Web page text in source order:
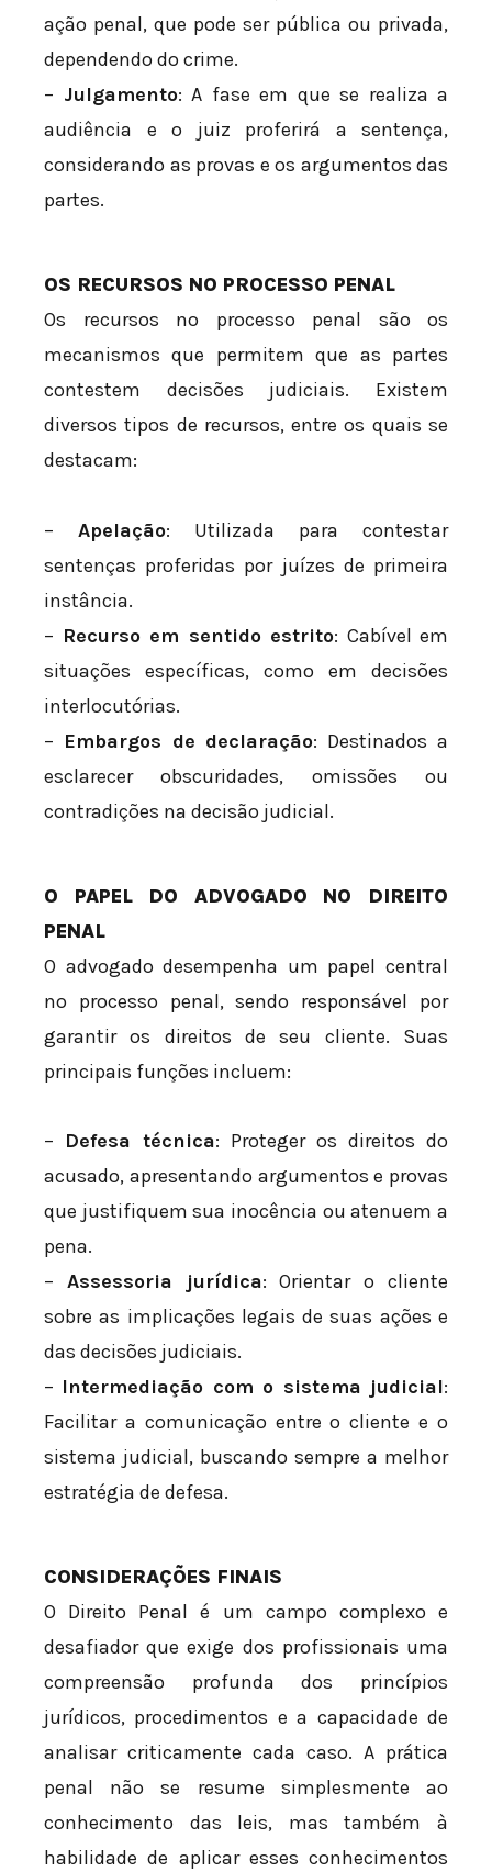
ação penal, que pode ser pública ou privada,
dependendo do crime.
– Julgamento: A fase em que se realiza a
audiência e o juiz proferirá a sentença,
considerando as provas e os argumentos das
partes.
OS RECURSOS NO PROCESSO PENAL
Os recursos no processo penal são os
mecanismos que permitem que as partes
contestem decisões judiciais. Existem
diversos tipos de recursos, entre os quais se
destacam:
– Apelação: Utilizada para contestar
sentenças proferidas por juízes de primeira
instância.
– Recurso em sentido estrito: Cabível em
situações específicas, como em decisões
interlocutórias.
– Embargos de declaração: Destinados a
esclarecer obscuridades, omissões ou
contradições na decisão judicial.
O PAPEL DO ADVOGADO NO DIREITO
PENAL
O advogado desempenha um papel central
no processo penal, sendo responsável por
garantir os direitos de seu cliente. Suas
principais funções incluem:
– Defesa técnica: Proteger os direitos do
acusado, apresentando argumentos e provas
que justifiquem sua inocência ou atenuem a
pena.
– Assessoria jurídica: Orientar o cliente
sobre as implicações legais de suas ações e
das decisões judiciais.
– Intermediação com o sistema judicial:
Facilitar a comunicação entre o cliente e o
sistema judicial, buscando sempre a melhor
estratégia de defesa.
CONSIDERAÇÕES FINAIS
O Direito Penal é um campo complexo e
desafiador que exige dos profissionais uma
compreensão profunda dos princípios
jurídicos, procedimentos e a capacidade de
analisar criticamente cada caso. A prática
penal não se resume simplesmente ao
conhecimento das leis, mas também à
habilidade de aplicar esses conhecimentos